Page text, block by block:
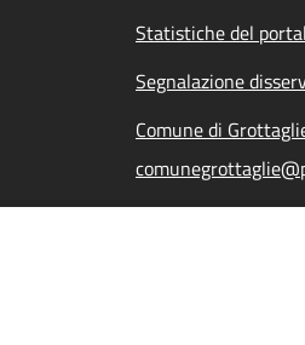
Statistiche del
Segnalazione
Comune di